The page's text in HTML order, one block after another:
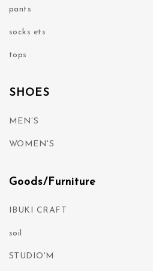
pants
socks ets
tops
SHOES
MEN’S
WOMEN'S
Goods/Furniture
IBUKI CRAFT
soil
STUDIO'M